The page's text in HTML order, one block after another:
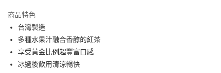
運送方式
全家取貨付款
免運費
常溫-付款後全家取貨
商品特色
台灣製造
多種水果汁融合香醇的紅茶
享受黃金比例超豐富口感
冰過後飲用清涼暢快